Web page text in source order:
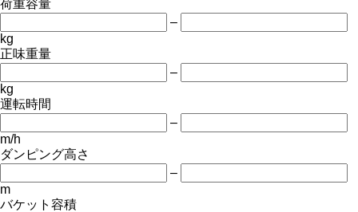
荷重容量
–
kg
正味重量
–
kg
運転時間
–
m/h
ダンピング高さ
–
m
バケット容積